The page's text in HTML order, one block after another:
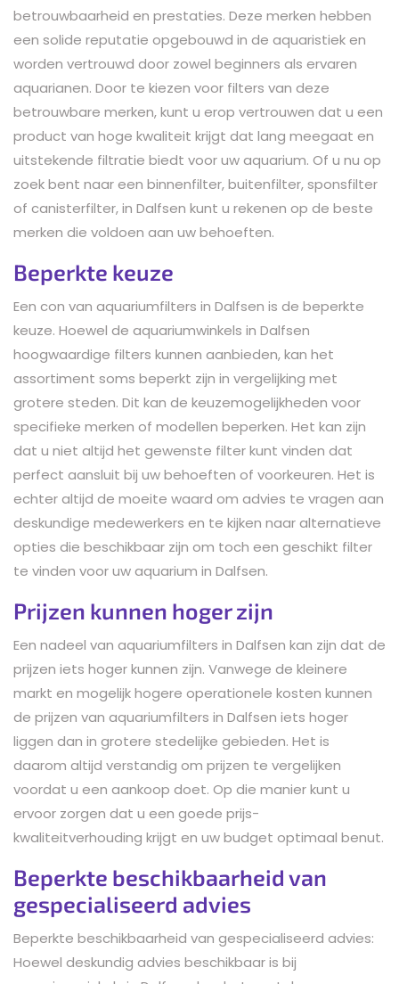
betrouwbaarheid en prestaties. Deze merken hebben
een solide reputatie opgebouwd in de aquaristiek en
worden vertrouwd door zowel beginners als ervaren
aquarianen. Door te kiezen voor filters van deze
betrouwbare merken, kunt u erop vertrouwen dat u een
product van hoge kwaliteit krijgt dat lang meegaat en
uitstekende filtratie biedt voor uw aquarium. Of u nu op
zoek bent naar een binnenfilter, buitenfilter, sponsfilter
of canisterfilter, in Dalfsen kunt u rekenen op de beste
merken die voldoen aan uw behoeften.
Beperkte keuze
Een con van aquariumfilters in Dalfsen is de beperkte
keuze. Hoewel de aquariumwinkels in Dalfsen
hoogwaardige filters kunnen aanbieden, kan het
assortiment soms beperkt zijn in vergelijking met
grotere steden. Dit kan de keuzemogelijkheden voor
specifieke merken of modellen beperken. Het kan zijn
dat u niet altijd het gewenste filter kunt vinden dat
perfect aansluit bij uw behoeften of voorkeuren. Het is
echter altijd de moeite waard om advies te vragen aan
deskundige medewerkers en te kijken naar alternatieve
opties die beschikbaar zijn om toch een geschikt filter
te vinden voor uw aquarium in Dalfsen.
Prijzen kunnen hoger zijn
Een nadeel van aquariumfilters in Dalfsen kan zijn dat de
prijzen iets hoger kunnen zijn. Vanwege de kleinere
markt en mogelijk hogere operationele kosten kunnen
de prijzen van aquariumfilters in Dalfsen iets hoger
liggen dan in grotere stedelijke gebieden. Het is
daarom altijd verstandig om prijzen te vergelijken
voordat u een aankoop doet. Op die manier kunt u
ervoor zorgen dat u een goede prijs-
kwaliteitverhouding krijgt en uw budget optimaal benut.
Beperkte beschikbaarheid van
gespecialiseerd advies
Beperkte beschikbaarheid van gespecialiseerd advies:
Hoewel deskundig advies beschikbaar is bij